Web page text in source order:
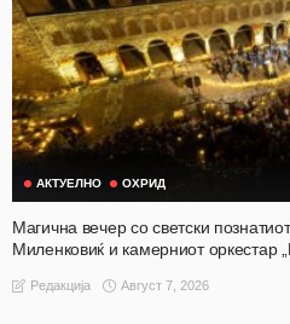
АКТУЕЛНО ОХРИД
Магична вечер со светски
Миленковиќ и камерниот оркестар
Редакција Август 7, 2026